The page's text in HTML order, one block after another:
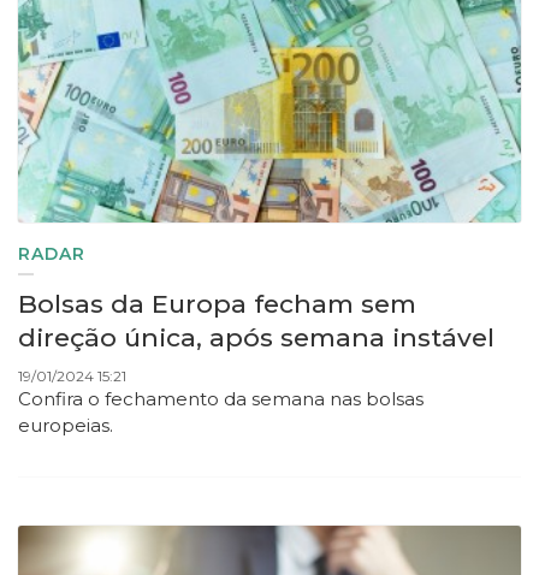
RADAR
Bolsas da Europa fecham sem
direção única, após semana instável
19/01/2024 15:21
Confira o fechamento da semana nas bolsas
europeias.